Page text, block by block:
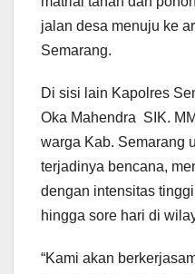
jalan desa menuju ke
Semarang.
Di sisi lain Kapolres
Oka Mahendra SIK.
warga Kab. Semarang
terjadinya bencana,
dengan intensitas
hingga sore hari di
“Kami akan